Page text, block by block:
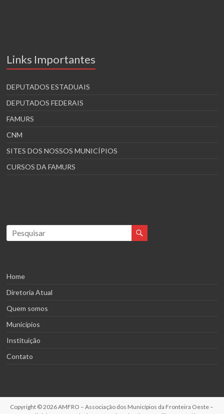
Links Importantes
DEPUTADOS ESTADUAIS
DEPUTADOS FEDERAIS
FAMURS
CNM
SITES DOS NOSSOS MUNICÍPIOS
CURSOS DA FAMURS
Home
Diretoria Atual
Quem somos
Municípios
Instituição
Contato
Copyright © 2026AMFRO – Associação dos Municípios da Fronteira Oeste –